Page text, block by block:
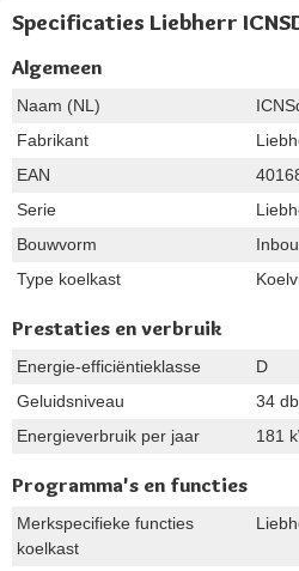
Specificaties Liebherr
Algemeen
Naam (NL)
Fabrikant
EAN
Serie
Bouwvorm
Type koelkast
Prestaties en verbruik
Energie-efficiëntieklasse
D
Geluidsniveau
34 db
Energieverbruik per jaar
181
Programma's en functies
Merkspecifieke functies
koelkast